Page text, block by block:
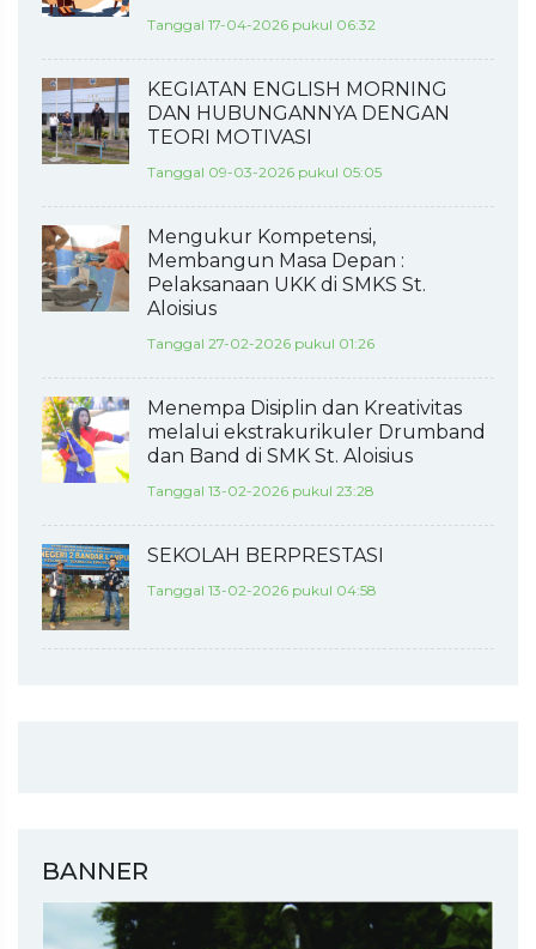
Tanggal 17-04-2026 pukul 06:32
KEGIATAN ENGLISH MORNING
DAN HUBUNGANNYA DENGAN
TEORI MOTIVASI
Tanggal 09-03-2026 pukul 05:05
Mengukur Kompetensi,
Membangun Masa Depan :
Pelaksanaan UKK di SMKS St.
Aloisius
Tanggal 27-02-2026 pukul 01:26
Menempa Disiplin dan Kreativitas
melalui ekstrakurikuler Drumband
dan Band di SMK St. Aloisius
Tanggal 13-02-2026 pukul 23:28
SEKOLAH BERPRESTASI
Tanggal 13-02-2026 pukul 04:58
BANNER